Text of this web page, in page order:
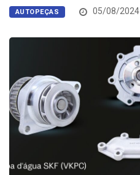
AUTOPEÇAS 05/08/2024